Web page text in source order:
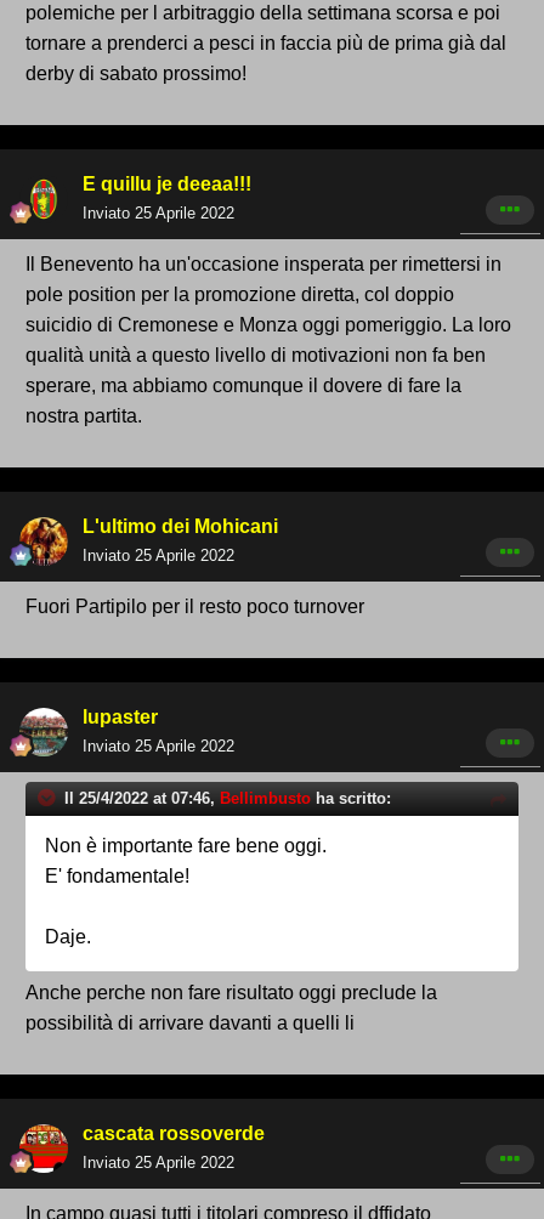
polemiche per l arbitraggio della settimana scorsa e poi
tornare a prenderci a pesci in faccia più de prima già dal
derby di sabato prossimo!
E quillu je deeaa!!!
Inviato 25 Aprile 2022
Il Benevento ha un'occasione insperata per rimettersi in
pole position per la promozione diretta, col doppio
suicidio di Cremonese e Monza oggi pomeriggio. La loro
qualità unità a questo livello di motivazioni non fa ben
sperare, ma abbiamo comunque il dovere di fare la
nostra partita.
L'ultimo dei Mohicani
Inviato 25 Aprile 2022
Fuori Partipilo per il resto poco turnover
lupaster
Inviato 25 Aprile 2022
Il 25/4/2022 at 07:46, Bellimbusto ha scritto:
Non è importante fare bene oggi.
E' fondamentale!
Daje.
Anche perche non fare risultato oggi preclude la
possibilità di arrivare davanti a quelli li
cascata rossoverde
Inviato 25 Aprile 2022
In campo quasi tutti i titolari compreso il dffidato